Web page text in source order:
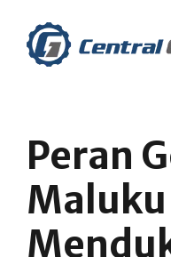
content
Peran